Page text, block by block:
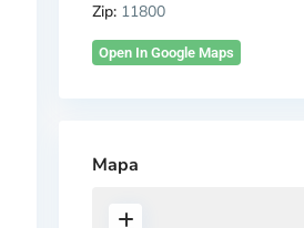
Zip: 11800
Open In Google Maps
Mapa